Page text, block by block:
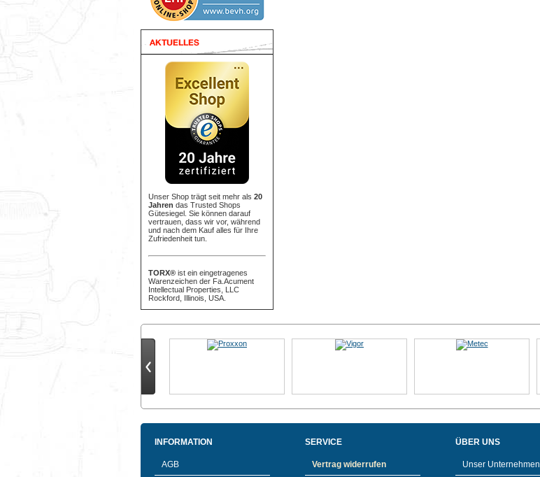
Unser Shop trägt seit mehr als 20
Jahren das Trusted Shops
Gütesiegel. Sie können darauf
vertrauen, dass wir vor, während
und nach dem Kauf alles für Ihre
Zufriedenheit tun.
TORX® ist ein eingetragenes
Warenzeichen der Fa.Acument
Intellectual Properties, LLC
Rockford, Illinois, USA.
INFORMATION
AGB
SERVICE
Vertrag widerrufen
ÜBER UNS
Unser Unternehmen